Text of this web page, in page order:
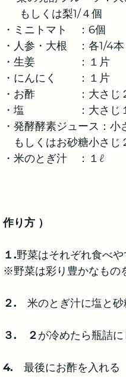
  　もしくは梨1/４個
・ミニトマト　：6個
・人参・大根　：各1/4本
・生姜　　　　：１片
・にんにく　　：１片
・お酢　　　　：大さじ
・塩　　　　　：大さじ
・発酵酵素ジュース：小
もしくはお砂糖小さじ
・米のとぎ汁　：１ℓ
作り方 ）
１.野菜はそれぞれ食べ
※野菜は彩り豊かなもの
２. 米のとぎ汁に塩と
３.　２が冷めたら瓶詰
4. 最後にお酢を入れる